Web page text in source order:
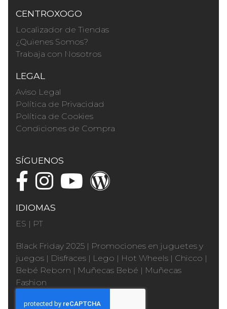
CENTROXOGO
Localizador de Tiendas
¿Quienes Somos?
Trabaja con Nosotros
LEGAL
Aviso Legal
Política de Privacidad
Política de Cookies
Condiciones de Compra
SÍGUENOS
IDIOMAS
ES | PT
Black Friday 2025 | Promociones en juguetes y
juegos | Disfraces | Lego | Hot Wheels | Chicco |
Bebé Reborn | Muñecas Bebé | Muñecas
Fashion